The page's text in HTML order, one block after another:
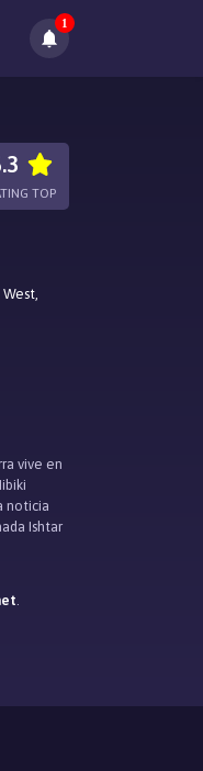
1
TOP
vive en
noticia
Ishtar
.